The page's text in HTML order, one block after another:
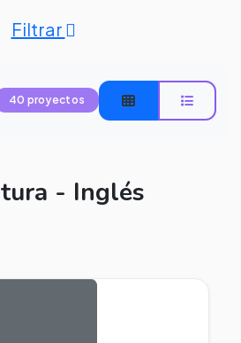
Filtrar
40 proyectos
- Inglés